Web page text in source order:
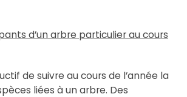
d’un arbre particulier au cours
de suivre au cours de l’année la
liées à un arbre. Des